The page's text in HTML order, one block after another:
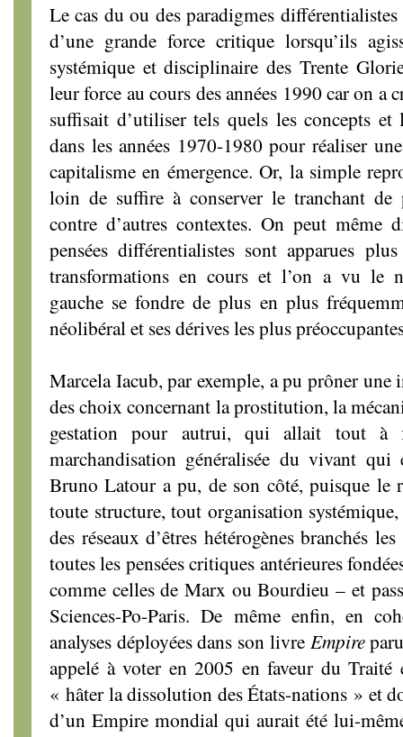
Le cas du ou des paradigmes
d’une grande force critique lorsqu’ils
systémique et disciplinaire des Trente
leur force au cours des années 1990 car on a
suffisait d’utiliser tels quels les concepts
dans les années 1970-1980 pour réaliser
capitalisme en émergence. Or, la simple
loin de suffire à conserver le tranchant de
contre d’autres contextes. On peut même
pensées différentialistes sont apparues
transformations en cours et l’on a vu le
gauche se fondre de plus en plus
néolibéral et ses dérives les plus
Marcela Iacub, par exemple, a pu prôner
des choix concernant la prostitution, la
gestation pour autrui, qui allait tout
marchandisation généralisée du vivant
Bruno Latour a pu, de son côté, puisque le
toute structure, tout organisation
des réseaux d’êtres hétérogènes branchés
toutes les pensées critiques antérieures
comme celles de Marx ou Bourdieu – et
Sciences-Po-Paris. De même enfin, en
analyses déployées dans son livre Empire
appelé à voter en 2005 en faveur du Traité
« hâter la dissolution des États-nations » et
d’un Empire mondial qui aurait été lui-